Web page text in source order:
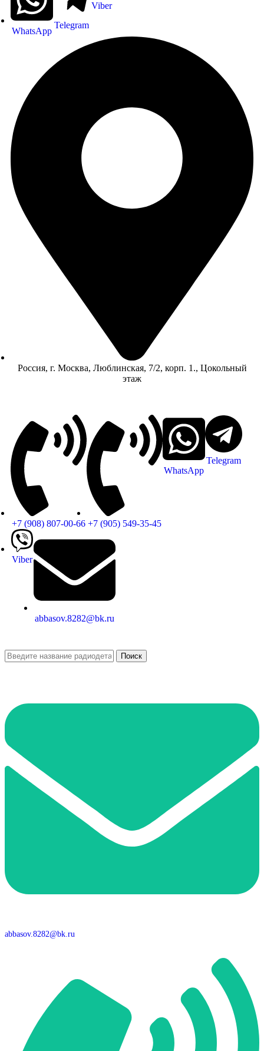
WhatsApp
Telegram
Viber
Россия, г. Москва, Люблинская, 7/2, корп. 1., Цокольный
этаж
+7 (908) 807-00-66 +7 (905) 549-35-45
WhatsApp
Telegram
Viber
abbasov.8282@bk.ru
Поиск
abbasov.8282@bk.ru